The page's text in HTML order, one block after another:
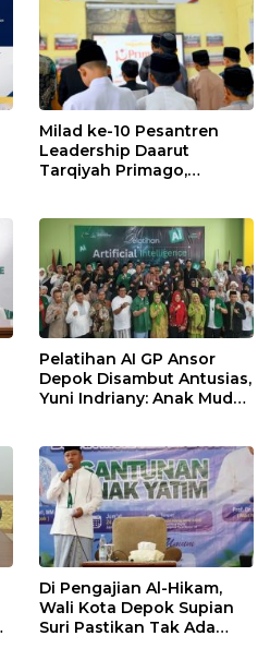
Milad ke-10 Pesantren
Leadership Daarut
Tarqiyah Primago,
Manfaat Tanpa Batas
Pelatihan AI GP Ansor
Depok Disambut Antusias,
Yuni Indriany: Anak Muda
Di Pengajian Al-Hikam,
Wali Kota Depok Supian
Suri Pastikan Tak Ada